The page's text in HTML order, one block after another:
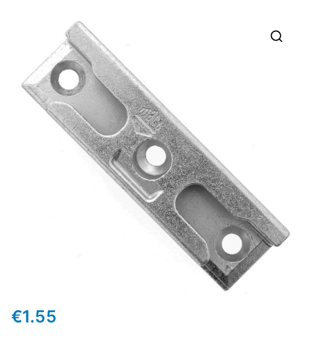
€1.55